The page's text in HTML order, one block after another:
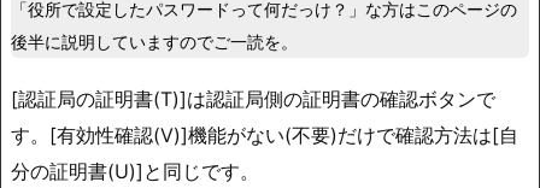
「役所で設定したパスワードって何だっけ？」な方はこのページの
後半に説明していますのでご一読を。
[認証局の証明書(T)]は認証局側の証明書の確認ボタンで
す。[有効性確認(V)]機能がない(不要)だけで確認方法は[自
分の証明書(U)]と同じです。